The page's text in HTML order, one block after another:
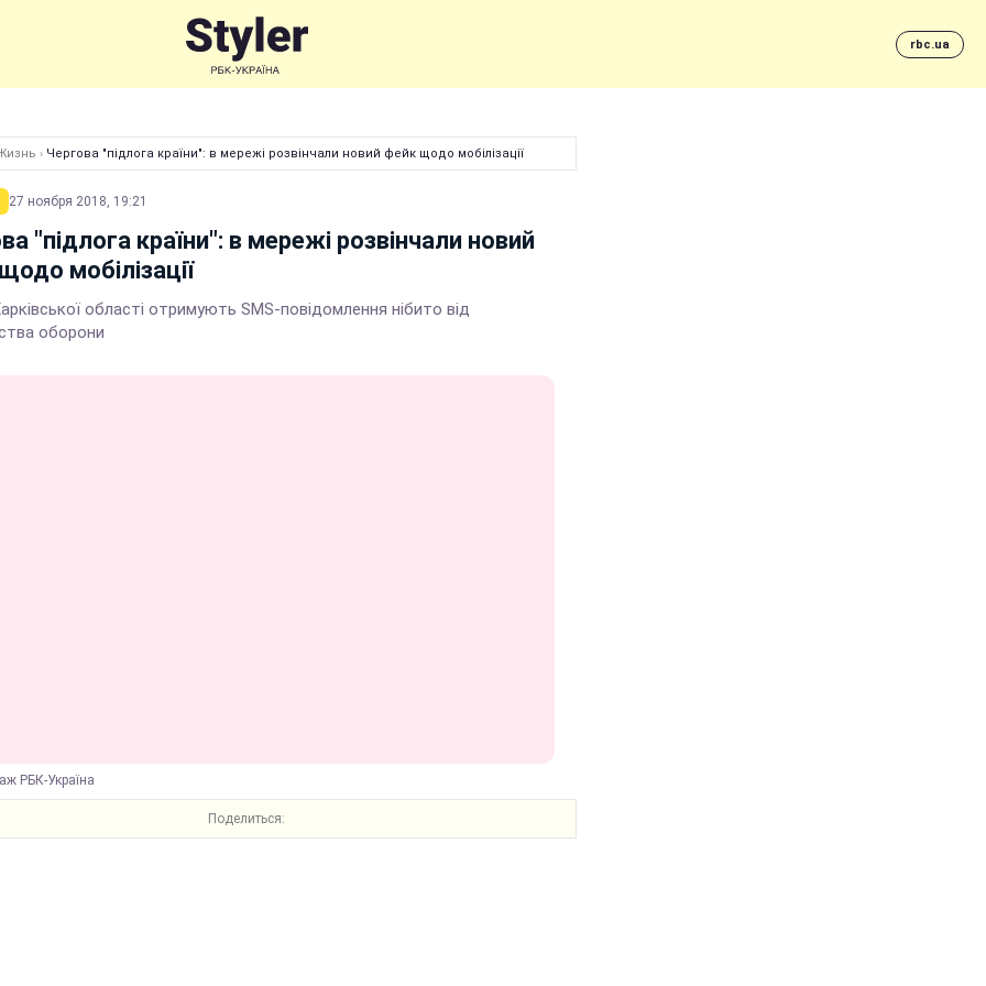
rbc.ua
› Чергова "підлога країни": в мережі розвінчали новий фейк щодо мобілізації
27 ноября 2018, 19:21
"підлога країни": в мережі розвінчали новий
мобілізації
області отримують SMS-повідомлення нібито від
оборони
РБК-Україна
Поделиться: